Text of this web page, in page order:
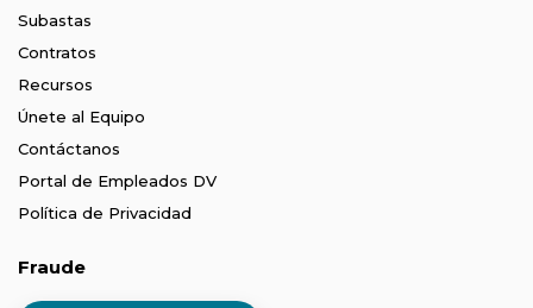
Subastas
Contratos
Recursos
Únete al Equipo
Contáctanos
Portal de Empleados DV
Política de Privacidad
Fraude